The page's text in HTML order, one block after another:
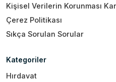
Kişisel Verilerin Korunması
Çerez Politikası
Sıkça Sorulan Sorular
Kategoriler
Hırdavat